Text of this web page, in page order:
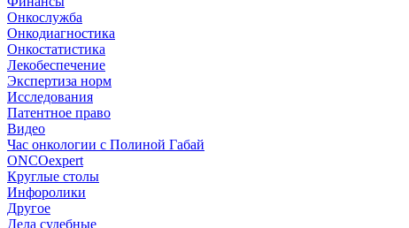
Онкослужба
Онкодиагностика
Онкостатистика
Лекобеспечение
Экспертиза норм
Исследования
Патентное право
Видео
Час онкологии с Полиной Габай
ONCOexpert
Круглые столы
Инфоролики
Другое
Дела судебные